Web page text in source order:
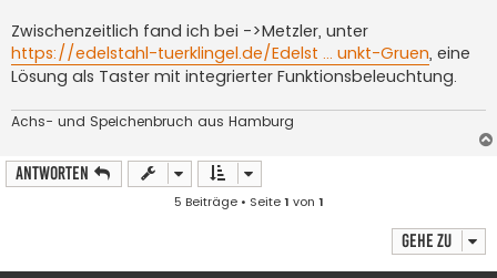
Zwischenzeitlich fand ich bei ->Metzler, unter
https://edelstahl-tuerklingel.de/Edelst ... unkt-Gruen, eine
Lösung als Taster mit integrierter Funktionsbeleuchtung.
Achs- und Speichenbruch aus Hamburg
Antworten
5 Beiträge • Seite1 von 1
Gehe zu